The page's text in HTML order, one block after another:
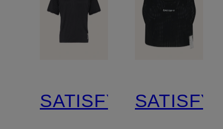
SATISFY
SATISFY